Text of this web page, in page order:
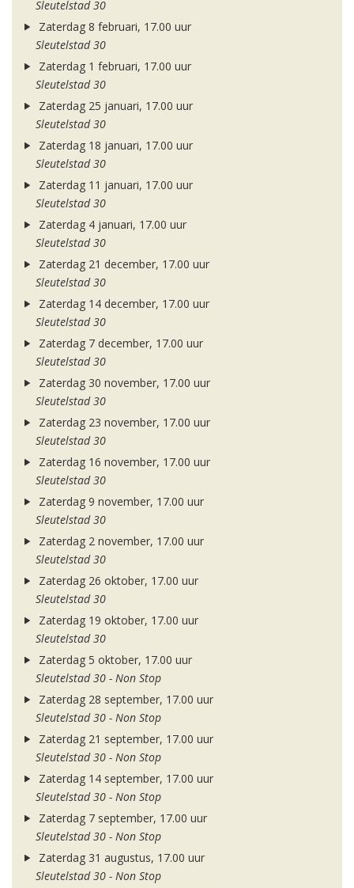
Sleutelstad 30
Zaterdag 8 februari, 17.00 uur
Sleutelstad 30
Zaterdag 1 februari, 17.00 uur
Sleutelstad 30
Zaterdag 25 januari, 17.00 uur
Sleutelstad 30
Zaterdag 18 januari, 17.00 uur
Sleutelstad 30
Zaterdag 11 januari, 17.00 uur
Sleutelstad 30
Zaterdag 4 januari, 17.00 uur
Sleutelstad 30
Zaterdag 21 december, 17.00 uur
Sleutelstad 30
Zaterdag 14 december, 17.00 uur
Sleutelstad 30
Zaterdag 7 december, 17.00 uur
Sleutelstad 30
Zaterdag 30 november, 17.00 uur
Sleutelstad 30
Zaterdag 23 november, 17.00 uur
Sleutelstad 30
Zaterdag 16 november, 17.00 uur
Sleutelstad 30
Zaterdag 9 november, 17.00 uur
Sleutelstad 30
Zaterdag 2 november, 17.00 uur
Sleutelstad 30
Zaterdag 26 oktober, 17.00 uur
Sleutelstad 30
Zaterdag 19 oktober, 17.00 uur
Sleutelstad 30
Zaterdag 5 oktober, 17.00 uur
Sleutelstad 30 - Non Stop
Zaterdag 28 september, 17.00 uur
Sleutelstad 30 - Non Stop
Zaterdag 21 september, 17.00 uur
Sleutelstad 30 - Non Stop
Zaterdag 14 september, 17.00 uur
Sleutelstad 30 - Non Stop
Zaterdag 7 september, 17.00 uur
Sleutelstad 30 - Non Stop
Zaterdag 31 augustus, 17.00 uur
Sleutelstad 30 - Non Stop